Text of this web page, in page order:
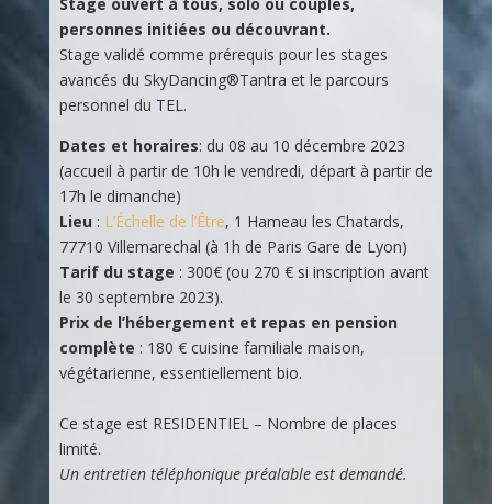
personnes initiées ou découvrant.
Stage validé comme prérequis pour les stages
avancés du SkyDancing®Tantra et le parcours
personnel du TEL.
Dates et horaires: du 08 au 10 décembre 2023
(accueil à partir de 10h le vendredi, départ à partir de
17h le dimanche)
Lieu : L’Échelle de l’Être, 1 Hameau les Chatards,
77710 Villemarechal (à 1h de Paris Gare de Lyon)
Tarif du stage : 300€ (ou 270 € si inscription avant
le 30 septembre 2023).
Prix de l’hébergement et repas en pension
complète : 180 € cuisine familiale maison,
végétarienne, essentiellement bio.
Ce stage est RESIDENTIEL – Nombre de places
limité.
Un entretien téléphonique préalable est demandé.